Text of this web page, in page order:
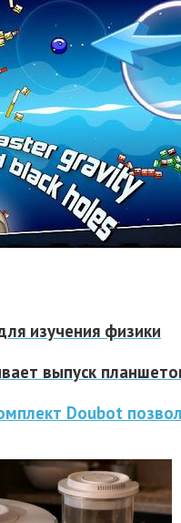
изучения физики
выпуск
Doubot